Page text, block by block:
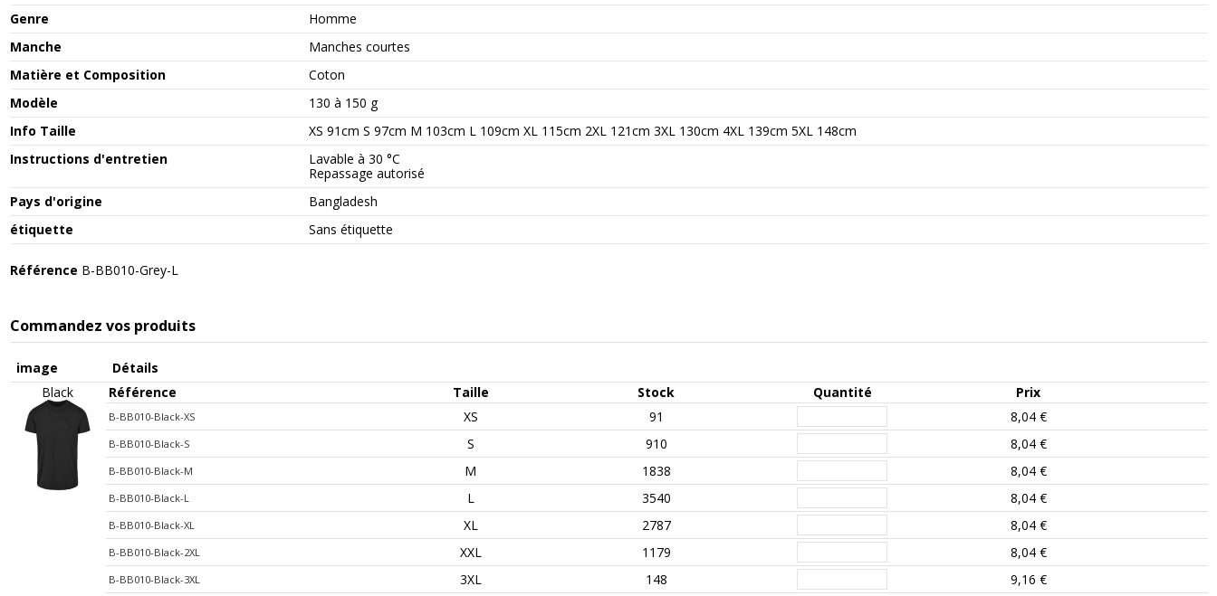
Genre
Homme
Manche
Manches courtes
Matière et Composition
Coton
Modèle
130 à 150 g
Info Taille
XS 91cm S 97cm M 103cm L 109cm XL 115cm 2XL 121cm 3XL 130cm 4XL 139cm 5XL 148cm
Instructions d'entretien
Lavable à 30 °C
Repassage autorisé
Pays d'origine
Bangladesh
étiquette
Sans étiquette
Référence B-BB010-Grey-L
Commandez vos produits
image
Détails
Black
Référence Taille Stock Quantité Prix
B-BB010-Black-XS XS 91 8,04 €
B-BB010-Black-S S 910 8,04 €
B-BB010-Black-M M 1838 8,04 €
B-BB010-Black-L L 3540 8,04 €
B-BB010-Black-XL XL 2787 8,04 €
B-BB010-Black-2XL XXL 1179 8,04 €
B-BB010-Black-3XL 3XL 148 9,16 €